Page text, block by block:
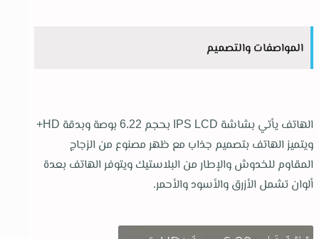
المواصفات والتصميم
الهاتف يأتي بشاشة IPS LCD بحجم 6.22 بوصة وبدقة HD+
ويتميز الهاتف بتصميم جذاب مع ظهر مصنوع من الزجاج
المقاوم للخدوش والإطار من البلاستيك ويتوفر الهاتف بعدة
ألوان تشمل الأزرق والأسود والأحمر.